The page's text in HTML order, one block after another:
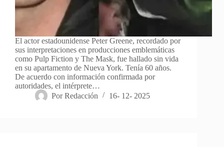
El actor estadounidense Peter Greene, recordado por
sus interpretaciones en producciones emblemáticas
como Pulp Fiction y The Mask, fue hallado sin vida
en su apartamento de Nueva York. Tenía 60 años.
De acuerdo con información confirmada por
autoridades, el intérprete…
Por Redacción 16- 12- 2025